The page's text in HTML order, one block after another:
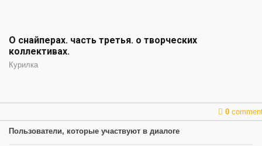
О снайперах. часть третья. о творческих
коллективах.
Курилка
0
Пользователи, которые участвуют в диалоге